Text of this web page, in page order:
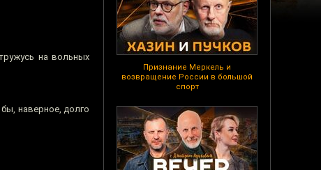
Признание Меркель и
возвращение России в большой
спорт
на вольных
наверное, долго